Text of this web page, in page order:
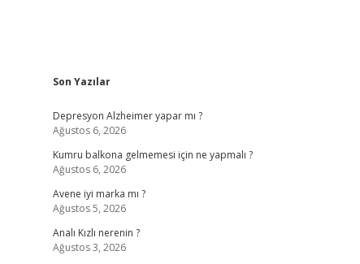
Sidebar
Son Yazılar
Depresyon Alzheimer yapar mı ?
Ağustos 6, 2026
Kumru balkona gelmemesi için ne yapmalı ?
Ağustos 6, 2026
Avene iyi marka mı ?
Ağustos 5, 2026
Analı Kızlı nerenin ?
Ağustos 3, 2026